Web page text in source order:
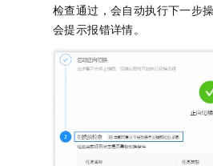
检查通过，会自动执行下一步
会提示报错详情。